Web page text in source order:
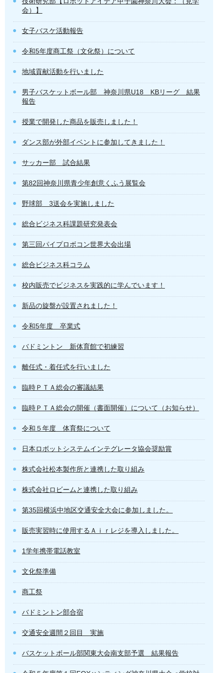
会）】
女子バスケ活動報告
令和5年度商工祭（文化祭）について
地域貢献活動を行いました
男子バスケットボール部 神奈川県U18 KBリーグ 結果
報告
授業で開発した商品を販売しました！
ダンス部が外部イベントに参加してきました！
サッカー部 試合結果
第82回神奈川県青少年創意くふう展覧会
野球部 3送会を実施しました
総合ビジネス科課題研究発表会
第三回パイプロボコン世界大会出場
総合ビジネス科コラム
校内販売でビジネスを実践的に学んでいます！
新品の旋盤が設置されました！
令和5年度 卒業式
バドミントン 新体育館で初練習
離任式・着任式を行いました
臨時ＰＴＡ総会の審議結果
臨時ＰＴＡ総会の開催（書面開催）について（お知らせ）
令和５年度 体育祭について
日本ロボットシステムインテグレータ協会奨励賞
株式会社松本製作所と連携した取り組み
株式会社ロビームと連携した取り組み
第35回横浜中地区交通安全大会に参加しました。
販売実習時に使用するＡｉｒレジを導入しました。
1学年携帯電話教室
文化祭準備
商工祭
バドミントン部合宿
交通安全週間２回目 実施
バスケットボール部関東大会南支部予選 結果報告